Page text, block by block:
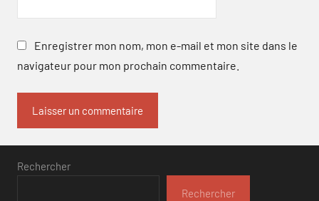
Enregistrer mon nom, mon e-mail et mon site dans le
navigateur pour mon prochain commentaire.
Rechercher
Rechercher